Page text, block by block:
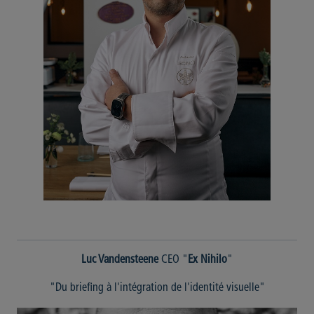
Luc VandensteeneCEO " Ex Nihilo"
"Du briefing à l'intégration de l'identité visuelle"